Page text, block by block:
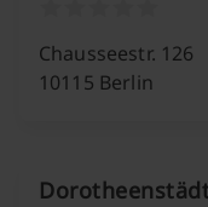
Chausseestr. 126
10115 Berlin